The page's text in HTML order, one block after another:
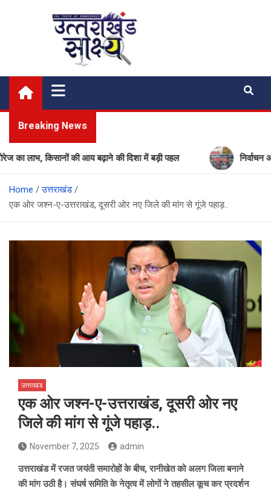
Uttarakhand Shakshya
My News Portal
Breaking News
किसानों की आय बढ़ाने की दिशा में बड़ी पहल निर्वाचन आयोग
Home
उत्तराखंड
एक ओर जश्न-ए-उत्तराखंड, दूसरी ओर नए जिले की मांग से गूंजे पहाड़..
उत्तराखंड
एक ओर जश्न-ए-उत्तराखंड, दूसरी ओर नए
जिले की मांग से गूंजे पहाड़..
November 7, 2025 admin
उत्तराखंड में रजत जयंती समारोहों के बीच, रानीखेत को अलग जिला बनाने
की मांग उठी है। संघर्ष समिति के नेतृत्व में लोगों ने तहसील कूच कर प्रदर्शन